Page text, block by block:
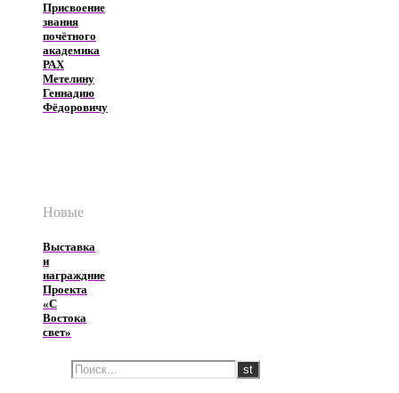
Присвоение
звания
почётного
академика
РАХ
Метелину
Геннадию
Фёдоровичу
Новые
Выставка
и
награждние
Проекта
«С
Востока
свет»